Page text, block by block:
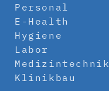
Personal
E-Health
Hygiene
Labor
Medizintechnik
Klinikbau